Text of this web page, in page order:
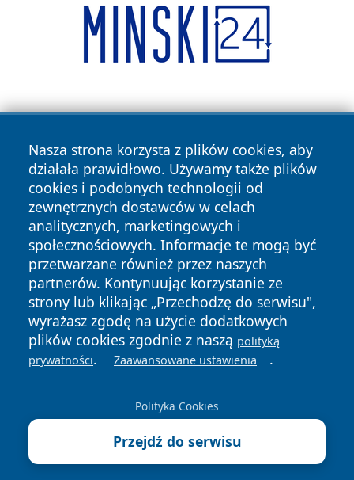
Nasza strona korzysta z plików cookies, aby
działała prawidłowo. Używamy także plików
cookies i podobnych technologii od
zewnętrznych dostawców w celach
analitycznych, marketingowych i
społecznościowych. Informacje te mogą być
przetwarzane również przez naszych
partnerów. Kontynuując korzystanie ze
strony lub klikając „Przechodzę do serwisu",
wyrażasz zgodę na użycie dodatkowych
plików cookies zgodnie z naszą polityką
prywatności. Zaawansowane ustawienia .
Polityka Cookies
Przejdź do serwisu
Copyright © 2026 czestochowanews.pl Wszystkie prawa
zastrzeżone.
News Autorzy
Polityka
Prywatności
Polityka
Cookies
cześć